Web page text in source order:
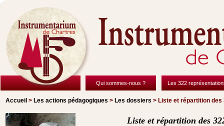
Qui sommes-nous ? Les 322
Accueil > Les actions pédagogiques > Les dossiers > Liste et répartition
Liste et répartition des